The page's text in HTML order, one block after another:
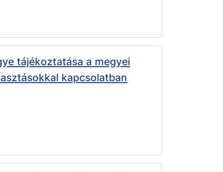
tájékoztatása a megyei
kapcsolatban